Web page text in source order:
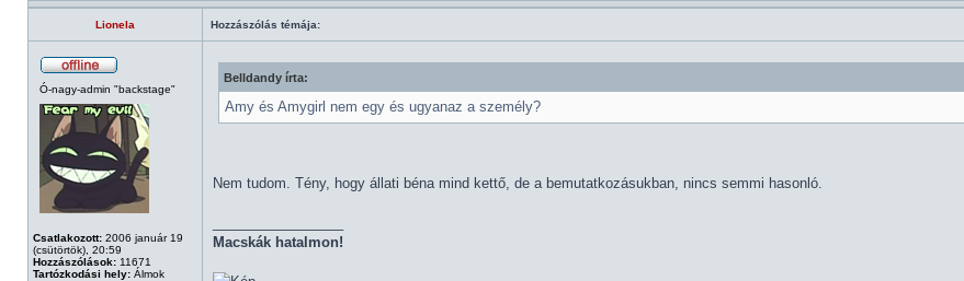
Lionela Hozzászólás témája:
Ó-nagy-admin "backstage"
Csatlakozott: 2006 január 19
(csütörtök), 20:59
Hozzászólások: 11671
Tartózkodási hely: Álmok
Belldandy írta:
Amy és Amygirl nem egy és ugyanaz a személy?
Nem tudom. Tény, hogy állati béna mind kettő, de a bemutatkozásukban, nincs semmi hasonló.
Macskák hatalmon!